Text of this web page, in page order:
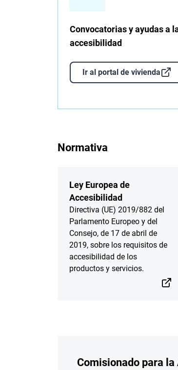
Convocatorias y ayudas a
accesibilidad
Ir al portal de vivienda
Normativa
Ley Europea de
Accesibilidad
Directiva (UE) 2019/882 del
Parlamento Europeo y del
Consejo, de 17 de abril de
2019, sobre los requisitos de
accesibilidad de los
productos y servicios.
Comisionado para